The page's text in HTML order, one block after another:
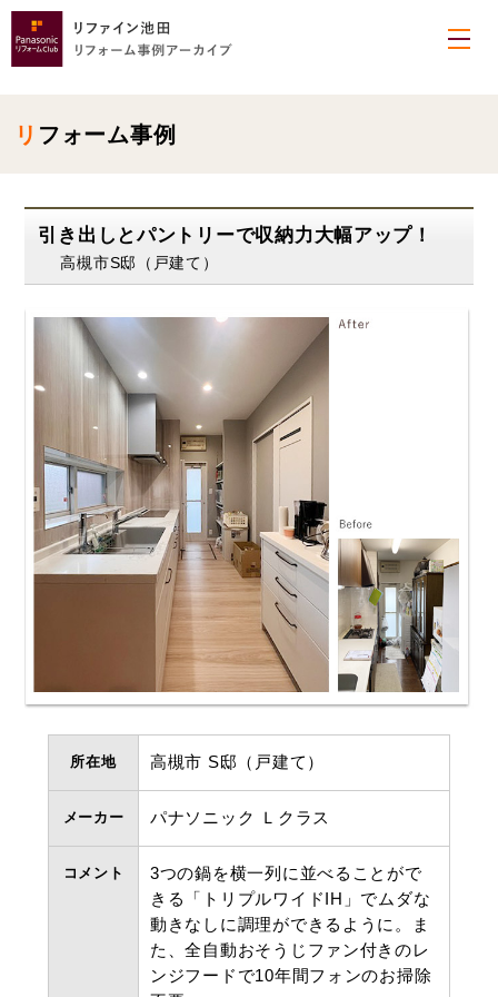
リフォーム事例
引き出しとパントリーで収納力大幅アップ！
高槻市S邸（戸建て）
所在地 高槻市 S邸（戸建て）
メーカー パナソニック Ｌクラス
コメント
3つの鍋を横一列に並べることがで
きる「トリプルワイドIH」でムダな
動きなしに調理ができるように。ま
た、全自動おそうじファン付きのレ
ンジフードで10年間フォンのお掃除